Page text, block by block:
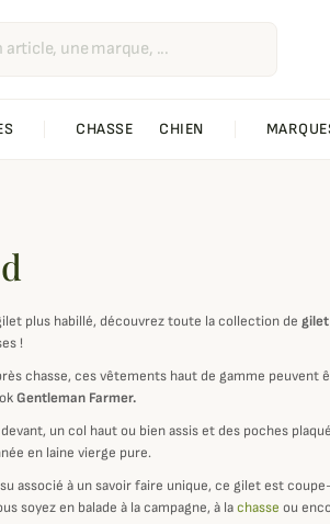
CHASSE CHIEN
plus habillé, découvrez toute la collection de
!
chasse, ces vêtements haut de gamme peuvent
Gentleman Farmer.
un col haut ou bien assis et des poches
en laine vierge pure.
associé à un savoir faire unique, ce gilet est
soyez en balade à la campagne, à lachasse ou